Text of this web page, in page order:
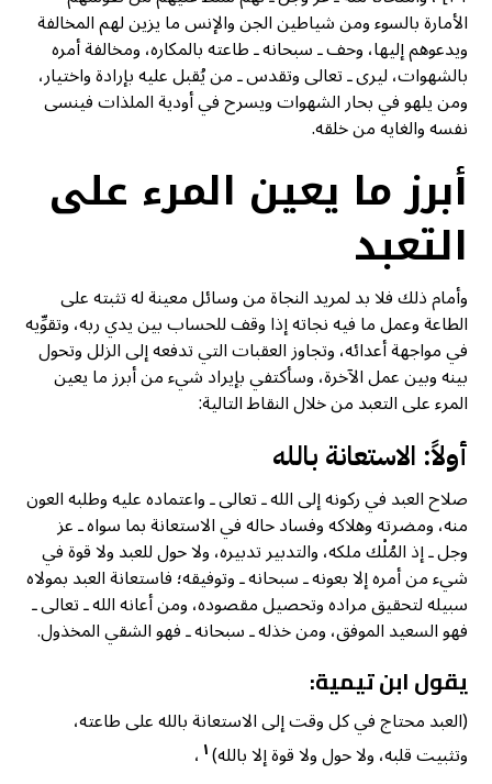
الأمارة بالسوء ومن شياطين الجن والإنس ما يزين لهم المخالفة
ويدعوهم إليها، وحف ـ سبحانه ـ طاعته بالمكاره، ومخالفة أمره
بالشهوات، ليرى ـ تعالى وتقدس ـ من يُقبل عليه بإرادة واختيار،
ومن يلهو في بحار الشهوات ويسرح في أودية الملذات فينسى
نفسه والغايه من خلقه.
أبرز ما يعين المرء على
التعبد
وأمام ذلك فلا بد لمريد النجاة من وسائل معينة له تثبته على
الطاعة وعمل ما فيه نجاته إذا وقف للحساب بين يدي ربه، وتقوِّيه
في مواجهة أعدائه، وتجاوز العقبات التي تدفعه إلى الزلل وتحول
بينه وبين عمل الآخرة، وسأكتفي بإيراد شيء من أبرز ما يعين
المرء على التعبد من خلال النقاط التالية:
أولاً: الاستعانة بالله
صلاح العبد في ركونه إلى الله ـ تعالى ـ واعتماده عليه وطلبه العون
منه، ومضرته وهلاكه وفساد حاله في الاستعانة بما سواه ـ عز
وجل ـ إذ المُلْك ملكه، والتدبير تدبيره، ولا حول للعبد ولا قوة في
شيء من أمره إلا بعونه ـ سبحانه ـ وتوفيقه؛ فاستعانة العبد بمولاه
سبيله لتحقيق مراده وتحصيل مقصوده، ومن أعانه الله ـ تعالى ـ
فهو السعيد الموفق، ومن خذله ـ سبحانه ـ فهو الشقي المخذول.
يقول ابن تيمية:
(العبد محتاج في كل وقت إلى الاستعانة بالله على طاعته،
وتثبيت قلبه، ولا حول ولا قوة إلا بالله)١ ،